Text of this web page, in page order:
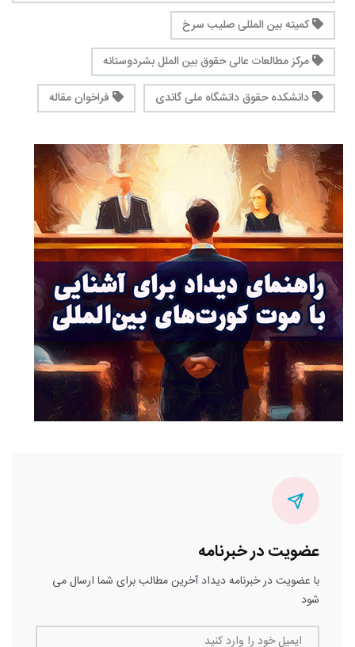
کمیته بین المللی صلیب سرخ
مرکز مطالعات عالی حقوق بین الملل بشردوستانه
دانشکده حقوق دانشگاه ملی گاندی
فراخوان مقاله
عضویت در خبرنامه
با عضویت در خبرنامه دیداد آخرین مطالب برای شما ارسال می
شود
ایمیل خود را وارد کنید